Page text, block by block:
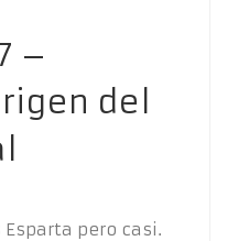
–
del
Esparta pero casi.